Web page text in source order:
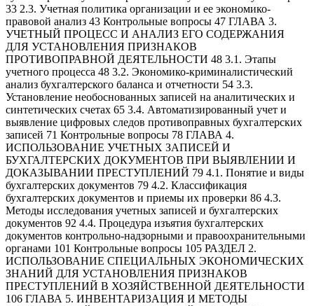
33 2.3. Учетная политика организации и ее экономико-
правовой анализ 43 Контрольные вопросы 47 ГЛАВА 3.
УЧЕТНЫЙ ПРОЦЕСС И АНАЛИЗ ЕГО СОДЕРЖАНИЯ
ДЛЯ УСТАНОВЛЕНИЯ ПРИЗНАКОВ
ПРОТИВОПРАВНОЙ ДЕЯТЕЛЬНОСТИ 48 3.1. Этапы
учетного процесса 48 3.2. Экономико-криминалистический
анализ бухгалтерского баланса и отчетности 54 3.3.
Установление необоснованных записей на аналитических и
синтетических счетах 65 3.4. Автоматизированный учет и
выявление цифровых следов противоправных бухгалтерских
записей 71 Контрольные вопросы 78 ГЛАВА 4.
ИСПОЛЬЗОВАНИЕ УЧЕТНЫХ ЗАПИСЕЙ И
БУХГАЛТЕРСКИХ ДОКУМЕНТОВ ПРИ ВЫЯВЛЕНИИ И
ДОКАЗЫВАНИИ ПРЕСТУПЛЕНИЙ 79 4.1. Понятие и виды
бухгалтерских документов 79 4.2. Классификация
бухгалтерских документов и приемы их проверки 86 4.3.
Методы исследования учетных записей и бухгалтерских
документов 92 4.4. Процедура изъятия бухгалтерских
документов контрольно-надзорными и правоохранительными
органами 101 Контрольные вопросы 105 РАЗДЕЛ 2.
ИСПОЛЬЗОВАНИЕ СПЕЦИАЛЬНЫХ ЭКОНОМИЧЕСКИХ
ЗНАНИЙ ДЛЯ УСТАНОВЛЕНИЯ ПРИЗНАКОВ
ПРЕСТУПЛЕНИЙ В ХОЗЯЙСТВЕННОЙ ДЕЯТЕЛЬНОСТИ
106 ГЛАВА 5. ИНВЕНТАРИЗАЦИЯ И МЕТОДЫ